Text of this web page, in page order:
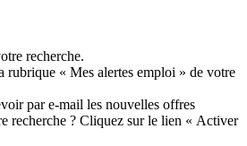
recherche.
rubrique « Mes alertes emploi » de votre
par e-mail les nouvelles offres
recherche ? Cliquez sur le lien « Activer